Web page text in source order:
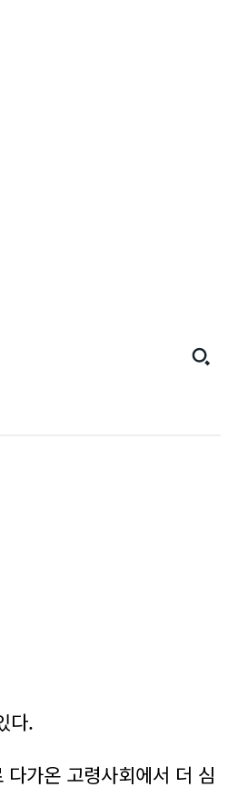
다.
가온 고령사회에서 더 심